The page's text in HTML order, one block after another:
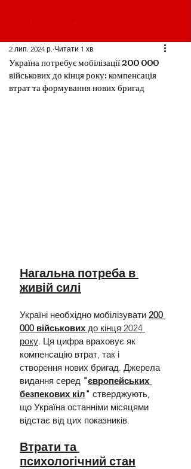
Україна потребує мобілізації 200 000
військових до кінця року: компенсація
втрат та формування нових бригад
2 лип. 2024 р. Читати 1 хв
Нагальна потреба в
живій силі
Україні необхідно мобілізувати 200
000 військових до кінця 2024
року. Ця цифра враховує як
компенсацію втрат, так і
створення нових бригад. Джерела
видання серед "європейських
безпекових кіл" стверджують,
що Україна останніми місяцями
відстає від цих показників.
Втрати та
психологічний стан